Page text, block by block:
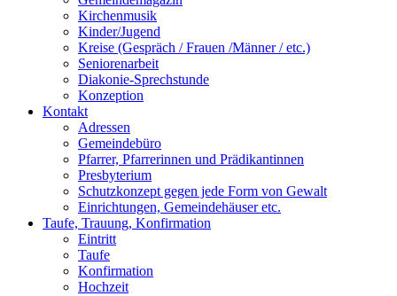
Kirchenmusik
Kinder/Jugend
Kreise (Gespräch / Frauen /Männer / etc.)
Seniorenarbeit
Diakonie-Sprechstunde
Konzeption
Kontakt
Adressen
Gemeindebüro
Pfarrer, Pfarrerinnen und Prädikantinnen
Presbyterium
Schutzkonzept gegen jede Form von Gewalt
Einrichtungen, Gemeindehäuser etc.
Taufe, Trauung, Konfirmation
Eintritt
Taufe
Konfirmation
Hochzeit